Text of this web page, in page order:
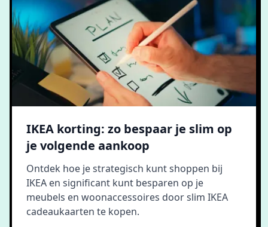
IKEA korting: zo bespaar je slim op
je volgende aankoop
Ontdek hoe je strategisch kunt shoppen bij
IKEA en significant kunt besparen op je
meubels en woonaccessoires door slim IKEA
cadeaukaarten te kopen.